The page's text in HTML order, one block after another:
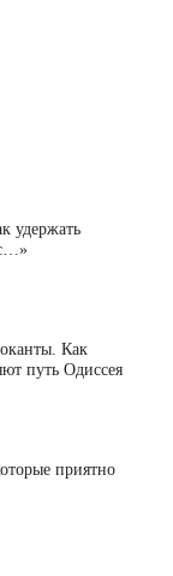
удержать
Как
путь Одиссея
приятно